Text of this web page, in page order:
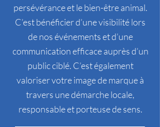
persévérance et le bien-être animal.
C’est bénéficier d’une visibilité lors
de nos événements et d’une
communication efficace auprès d’un
public ciblé. C’est également
valoriser votre image de marque à
travers une démarche locale,
responsable et porteuse de sens.